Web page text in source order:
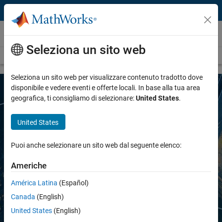
Vai al contenuto
Comunicazioni wireless
Panoramica Argomenti wireless
MATLAB e Simulink per le
comunicazioni wireless
Progettazione, ottimizzazione, implementazione e test
di sistemi di comunicazione wireless
Contatta l’ufficio addetto alle vendite
Seleziona un sito web
Seleziona un sito web per visualizzare contenuto tradotto dove
disponibile e vedere eventi e offerte locali. In base alla tua area
geografica, ti consigliamo di selezionare:United States.
United States
Puoi anche selezionare un sito web dal seguente elenco:
Americhe
América Latina (Español)
Canada (English)
United States (English)